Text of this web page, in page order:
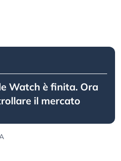
Watch è finita. Ora
il mercato